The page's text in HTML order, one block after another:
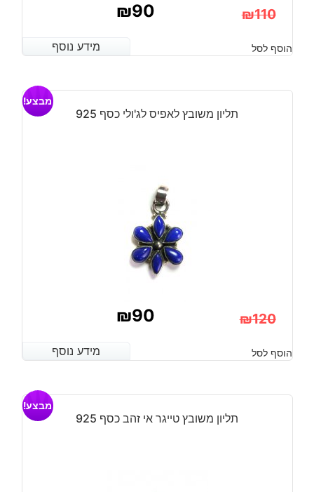
₪110
המקורי
היה:
₪110.
₪90
הנוכחי
הוא:
מידע נוסף הוסף לסל מידע נוסף
תליון משובץ לאפיס לג'ולי כסף 925
מבצע!
₪120
המקורי
היה:
₪120.
₪90
הנוכחי
הוא:
מידע נוסף הוסף לסל מידע נוסף
תליון משובץ טייגר אי זהב כסף 925
מבצע!